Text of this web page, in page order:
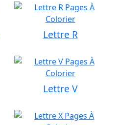
Lettre R
Lettre V